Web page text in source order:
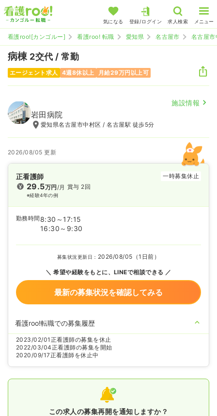
気になる 登録/ログイン 求人検索 メニュー
看護roo![カンゴルー] 看護roo! 転職 愛知県 名古屋市 名古屋市
病棟 2交代 / 常勤
エージェント求人 4週8休以上 月給29万円以上可
施設情報
岩田病院
愛知県名古屋市中村区 / 名古屋駅 徒歩5分
2026/08/05 更新
正看護師 一時募集休止
29.5万円/月
※経験4年の例
賞与 2回
勤務時間 8:30～17:15
16:30～9:30
募集状況更新日： 2026/08/05（1日前）
希望や経験をもとに、LINEで相談できる
最新の募集状況を確認してみる
看護roo!転職での募集履歴
2023/02/01 正看護師の募集を休止
2022/03/04正看護師の募集を開始
2020/09/17正看護師を休止中
この求人の募集再開を通知しますか？